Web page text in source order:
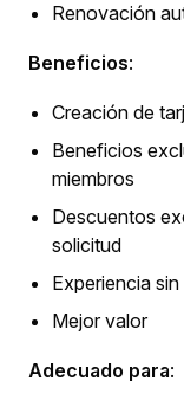
Renovación
Beneficios:
Creación de
Beneficios
miembros
Descuentos
solicitud
Experiencia
Mejor valor
Adecuado para: